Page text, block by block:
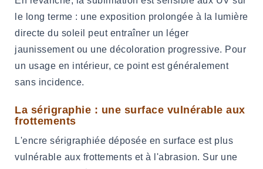
le long terme : une exposition prolongée à la lumière
directe du soleil peut entraîner un léger
jaunissement ou une décoloration progressive. Pour
un usage en intérieur, ce point est généralement
sans incidence.
La sérigraphie : une surface vulnérable aux
frottements
L'encre sérigraphiée déposée en surface est plus
vulnérable aux frottements et à l'abrasion. Sur une